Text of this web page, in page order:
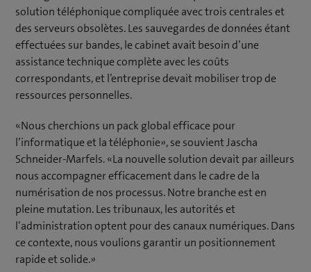
solution téléphonique compliquée avec trois centrales et
des serveurs obsolètes. Les sauvegardes de données étant
effectuées sur bandes, le cabinet avait besoin d’une
assistance technique complète avec les coûts
correspondants, et l’entreprise devait mobiliser trop de
ressources personnelles.
«Nous cherchions un pack global efficace pour
l’informatique et la téléphonie», se souvient Jascha
Schneider-Marfels. «La nouvelle solution devait par ailleurs
nous accompagner efficacement dans le cadre de la
numérisation de nos processus. Notre branche est en
pleine mutation. Les tribunaux, les autorités et
l’administration optent pour des canaux numériques. Dans
ce contexte, nous voulions garantir un positionnement
rapide et solide.»